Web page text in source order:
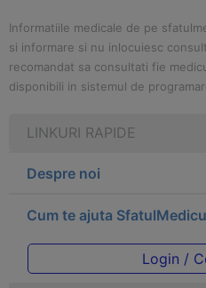
Informatiile medicale de pe
si informare si nu inlocuiesc
recomandat sa consultati fie
disponibili in sistemul de
LINKURI RAPIDE
Despre noi
Cum te ajuta
Login /